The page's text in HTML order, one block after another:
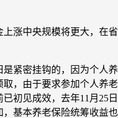
上涨中央规模将更大，在
紧密挂钩的，因为个人
，由于要求参加个人养
初见成效，去年11月25
基本养老保险统筹收益也